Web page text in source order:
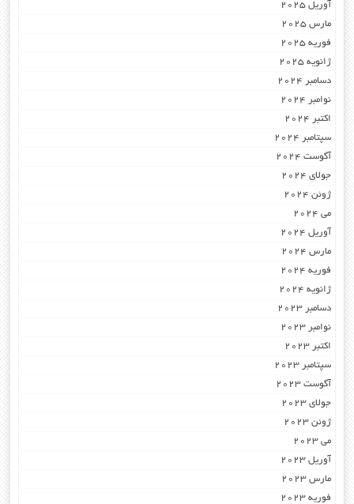
آوریل 2025
مارس 2025
فوریه 2025
ژانویه 2025
دسامبر 2024
نوامبر 2024
اکتبر 2024
سپتامبر 2024
آگوست 2024
جولای 2024
ژوئن 2024
می 2024
آوریل 2024
مارس 2024
فوریه 2024
ژانویه 2024
دسامبر 2023
نوامبر 2023
اکتبر 2023
سپتامبر 2023
آگوست 2023
جولای 2023
ژوئن 2023
می 2023
آوریل 2023
مارس 2023
فوریه 2023